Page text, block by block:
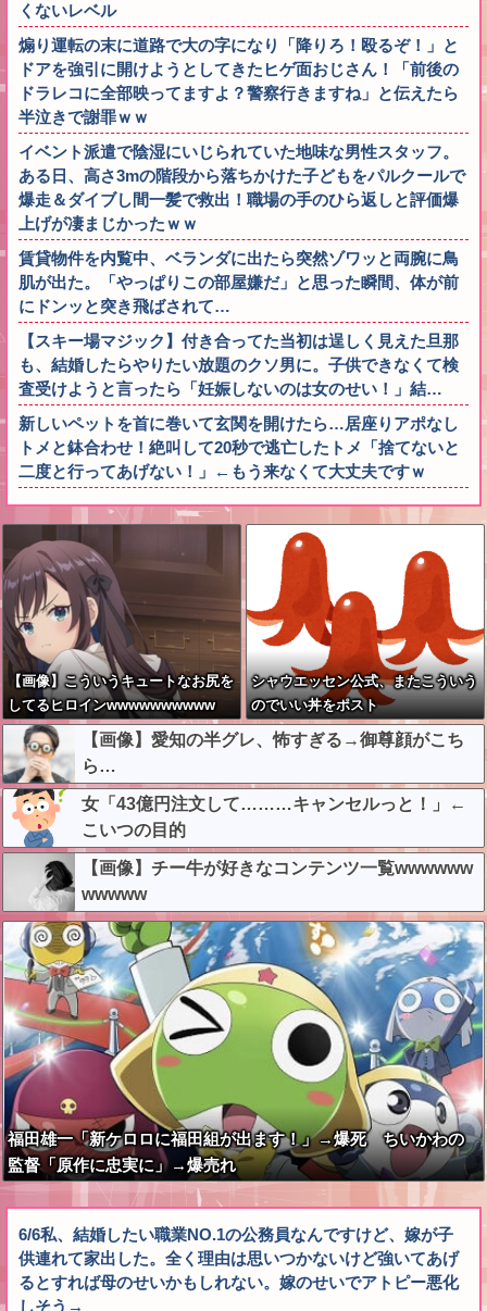
くないレベル
煽り運転の末に道路で大の字になり「降りろ！殴るぞ！」と
ドアを強引に開けようとしてきたヒゲ面おじさん！「前後の
ドラレコに全部映ってますよ？警察行きますね」と伝えたら
半泣きで謝罪ｗｗ
イベント派遣で陰湿にいじられていた地味な男性スタッフ。
ある日、高さ3mの階段から落ちかけた子どもをパルクールで
爆走＆ダイブし間一髪で救出！職場の手のひら返しと評価爆
上げが凄まじかったｗｗ
賃貸物件を内覧中、ベランダに出たら突然ゾワッと両腕に鳥
肌が出た。「やっぱりこの部屋嫌だ」と思った瞬間、体が前
にドンッと突き飛ばされて…
【スキー場マジック】付き合ってた当初は逞しく見えた旦那
も、結婚したらやりたい放題のクソ男に。子供できなくて検
査受けようと言ったら「妊娠しないのは女のせい！」結…
新しいペットを首に巻いて玄関を開けたら…居座りアポなし
トメと鉢合わせ！絶叫して20秒で逃亡したトメ「捨てないと
二度と行ってあげない！」←もう来なくて大丈夫ですｗ
【画像】こういうキュートなお尻を
してるヒロインwwwwwwwwww
シャウエッセン公式、またこういう
のでいい丼をポスト
【画像】愛知の半グレ、怖すぎる→御尊顔がこち
ら…
女「43億円注文して………キャンセルっと！」←
こいつの目的
【画像】チー牛が好きなコンテンツ一覧wwwwww
wwwww
福田雄一「新ケロロに福田組が出ます！」→爆死 ちいかわの
監督「原作に忠実に」→爆売れ
6/6私、結婚したい職業NO.1の公務員なんですけど、嫁が子
供連れて家出した。全く理由は思いつかないけど強いてあげ
るとすれば母のせいかもしれない。嫁のせいでアトピー悪化
しそう→